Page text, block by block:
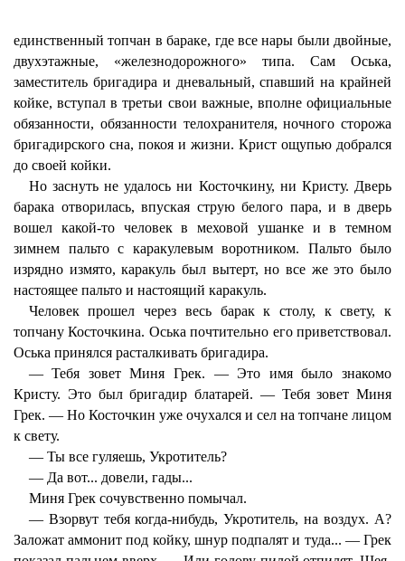
единственный топчан в бараке, где все нары были двойные,
двухэтажные, «железнодорожного» типа. Сам Оська,
заместитель бригадира и дневальный, спавший на крайней
койке, вступал в третьи свои важные, вполне официальные
обязанности, обязанности телохранителя, ночного сторожа
бригадирского сна, покоя и жизни. Крист ощупью добрался
до своей койки.
Но заснуть не удалось ни Косточкину, ни Кристу. Дверь
барака отворилась, впуская струю белого пара, и в дверь
вошел какой-то человек в меховой ушанке и в темном
зимнем пальто с каракулевым воротником. Пальто было
изрядно измято, каракуль был вытерт, но все же это было
настоящее пальто и настоящий каракуль.
Человек прошел через весь барак к столу, к свету, к
топчану Косточкина. Оська почтительно его приветствовал.
Оська принялся расталкивать бригадира.
— Тебя зовет Миня Грек. — Это имя было знакомо
Кристу. Это был бригадир блатарей. — Тебя зовет Миня
Грек. — Но Косточкин уже очухался и сел на топчане лицом
к свету.
— Ты все гуляешь, Укротитель?
— Да вот... довели, гады...
Миня Грек сочувственно помычал.
— Взорвут тебя когда-нибудь, Укротитель, на воздух. А?
Заложат аммонит под койку, шнур подпалят и туда... — Грек